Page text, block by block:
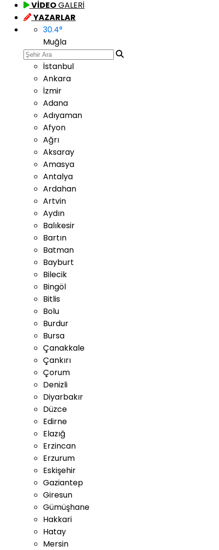
VİDEOGALERİ
YAZARLAR
30.4°
Muğla
İstanbul
Ankara
İzmir
Adana
Adıyaman
Afyon
Ağrı
Aksaray
Amasya
Antalya
Ardahan
Artvin
Aydın
Balıkesir
Bartın
Batman
Bayburt
Bilecik
Bingöl
Bitlis
Bolu
Burdur
Bursa
Çanakkale
Çankırı
Çorum
Denizli
Diyarbakır
Düzce
Edirne
Elazığ
Erzincan
Erzurum
Eskişehir
Gaziantep
Giresun
Gümüşhane
Hakkari
Hatay
Mersin